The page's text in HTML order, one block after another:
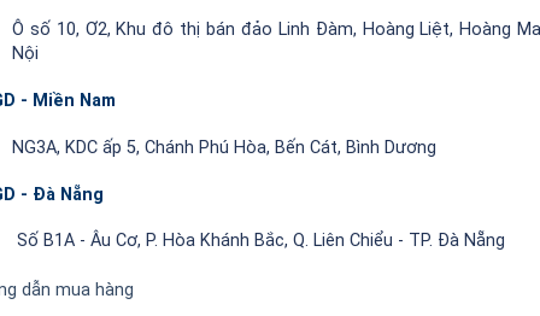
Ô số 10, Ơ2, Khu đô thị bán đảo Linh Đàm, Hoàng Liệt, Hoàng
Nội
- Miền Nam
NG3A, KDC ấp 5, Chánh Phú Hòa, Bến Cát, Bình Dương
- Đà Nẵng
Số B1A - Âu Cơ, P. Hòa Khánh Bắc, Q. Liên Chiểu - TP. Đà Nẵng
dẫn mua hàng